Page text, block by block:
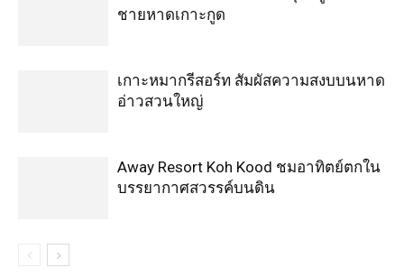
ชายหาดเกาะกูด
เกาะหมากรีสอร์ท สัมผัสความสงบบนหาด
อ่าวสวนใหญ่
Away Resort Koh Kood ชมอาทิตย์ตกใน
บรรยากาศสวรรค์บนดิน